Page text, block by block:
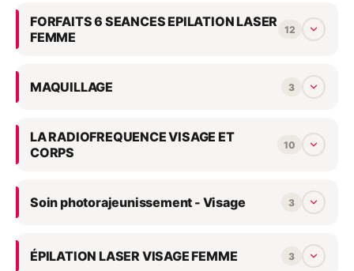
FORFAITS 6 SEANCES EPILATION LASER
FEMME
12
MAQUILLAGE 3
LA RADIOFREQUENCE VISAGE ET
CORPS
10
Soin photorajeunissement - Visage 3
ÉPILATION LASER VISAGE FEMME 3